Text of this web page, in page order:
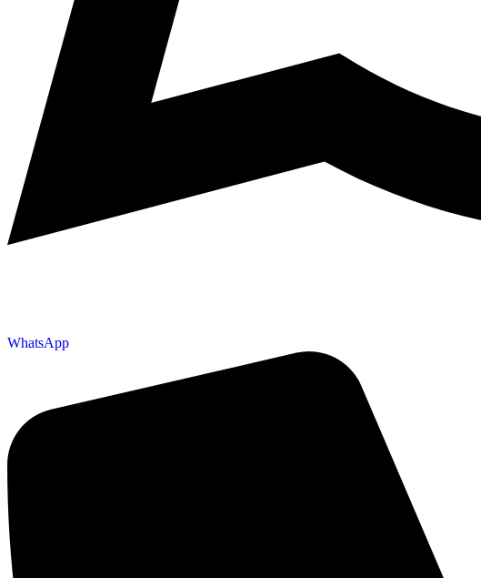
WhatsApp